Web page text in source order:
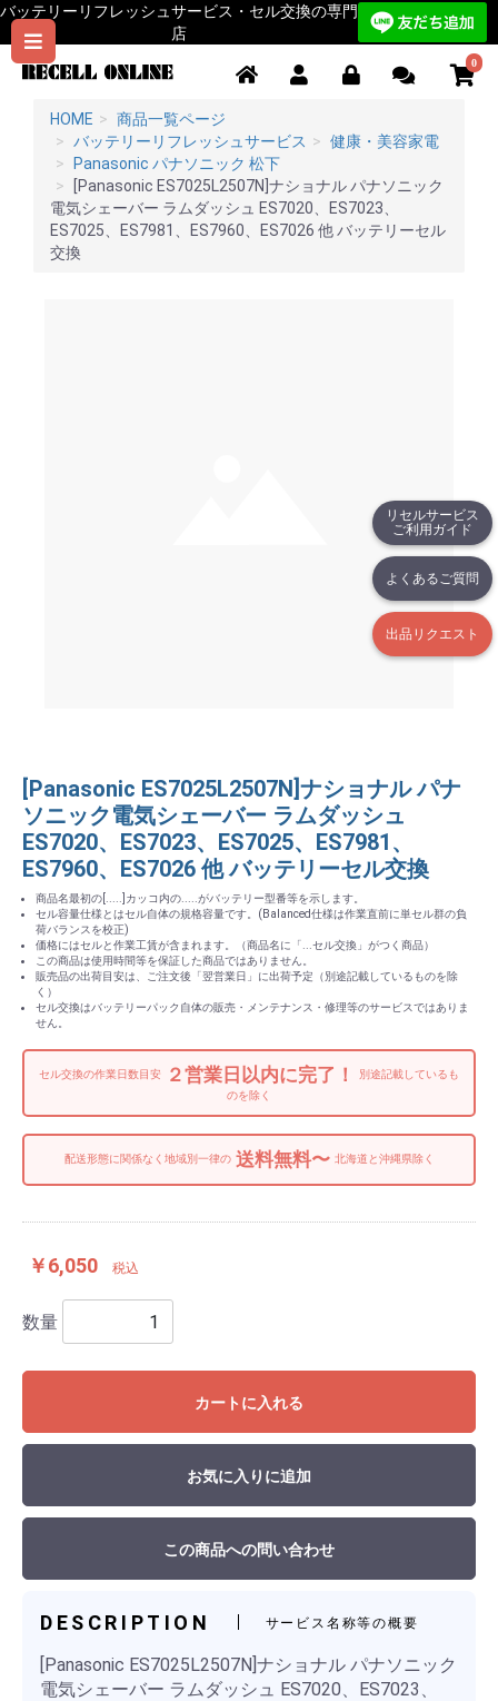
リセルサービス
ご利用ガイド
よくあるご質問
出品リクエスト
バッテリーリフレッシュサービス・セル交換の専門
店
0
HOME
商品一覧ページ
バッテリーリフレッシュサービス
健康・美容家電
Panasonic パナソニック 松下
[Panasonic ES7025L2507N]ナショナル パナソニック
電気シェーバー ラムダッシュ ES7020、ES7023、
ES7025、ES7981、ES7960、ES7026 他 バッテリーセル
交換
[Panasonic ES7025L2507N]ナショナル パナ
ソニック電気シェーバー ラムダッシュ
ES7020、ES7023、ES7025、ES7981、
ES7960、ES7026 他 バッテリーセル交換
商品名最初の[.....]カッコ内の.....がバッテリー型番等を示します。
セル容量仕様とはセル自体の規格容量です。(Balanced仕様は作業直前に単セル群の負
荷バランスを校正)
価格にはセルと作業工賃が含まれます。（商品名に「...セル交換」がつく商品）
この商品は使用時間等を保証した商品ではありません。
販売品の出荷目安は、ご注文後「翌営業日」に出荷予定（別途記載しているものを除
く）
セル交換はバッテリーパック自体の販売・メンテナンス・修理等のサービスではありま
せん。
セル交換の作業日数目安 ２営業日以内に完了！
別途記載しているも
のを除く
配送形態に関係なく地域別一律の送料無料〜 北海道と沖縄県除く
￥6,050 税込
数量
カートに入れる
お気に入りに追加
この商品への問い合わせ
DESCRIPTION サービス名称等の概要
[Panasonic ES7025L2507N]ナショナル パナソニック
電気シェーバー ラムダッシュ ES7020、ES7023、